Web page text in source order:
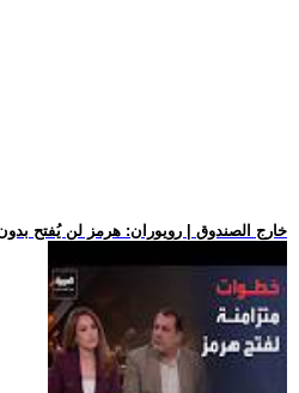
.. خارج الصندوق | رويوران: هرمز لن يُفتح